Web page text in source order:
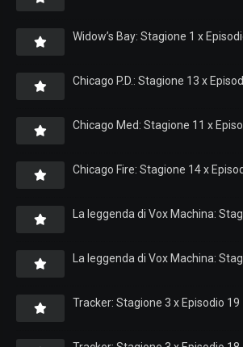
Widow’s Bay: Stagione 1 x
Chicago P.D.: Stagione 13 x
Chicago Med: Stagione 11 x
Chicago Fire: Stagione 14 x
La leggenda di Vox Machina:
La leggenda di Vox Machina:
Tracker: Stagione 3 x Episodio 19